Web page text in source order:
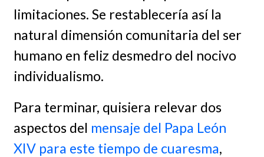
limitaciones. Se restablecería así la
natural dimensión comunitaria del ser
humano en feliz desmedro del nocivo
individualismo.
Para terminar, quisiera relevar dos
aspectos del mensaje del Papa León
XIV para este tiempo de cuaresma,